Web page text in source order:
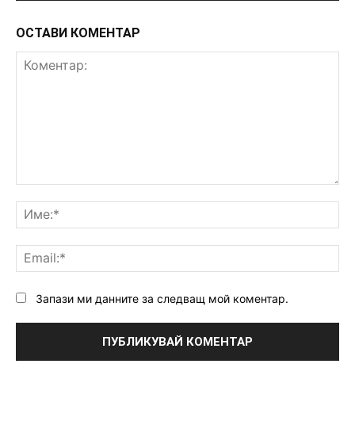
ОСТАВИ КОМЕНТАР
Запази ми данните за следващ мой коментар.